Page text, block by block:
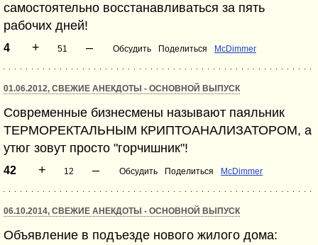
самостоятельно восстанавливаться за пять
рабочих дней!
4 + 51 – Обсудить Поделиться McDimmer
01.06.2012, СВЕЖИЕ АНЕКДОТЫ - ОСНОВНОЙ ВЫПУСК
Современные бизнесмены называют паяльник
ТЕРМОРЕКТАЛЬНЫМ КРИПТОАНАЛИЗАТОРОМ, а
утюг зовут просто "горчишник"!
42 + 12 – Обсудить Поделиться McDimmer
06.10.2014, СВЕЖИЕ АНЕКДОТЫ - ОСНОВНОЙ ВЫПУСК
Объявление в подъезде нового жилого дома: